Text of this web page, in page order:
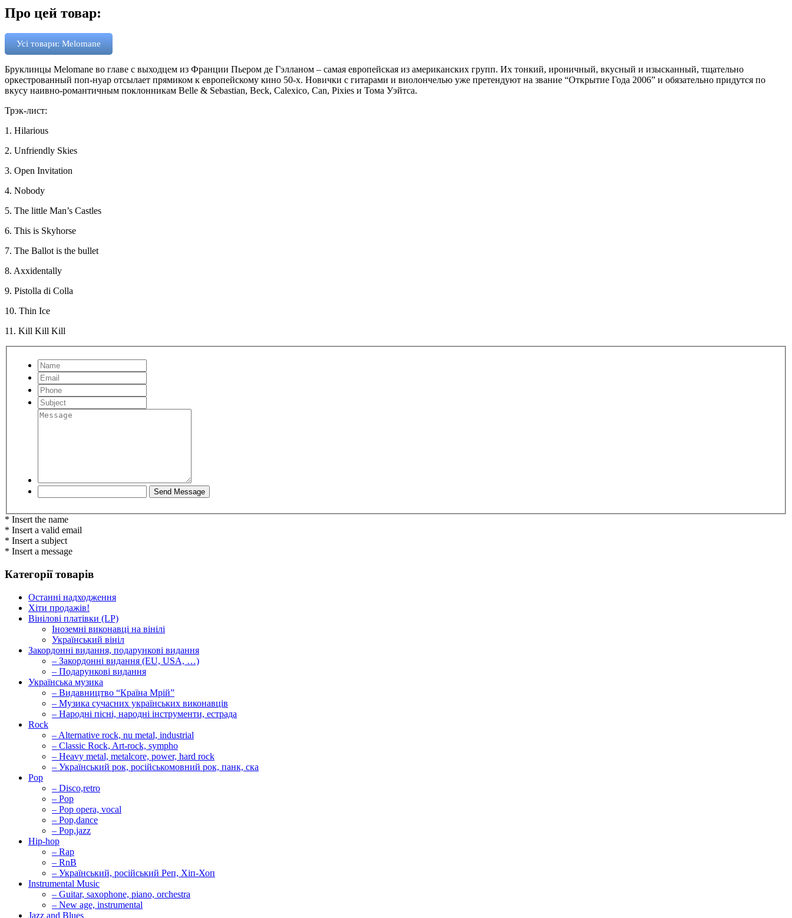
Про цей товар:
Усі товари: Melomane
Бруклинцы Melomane во главе с выходцем из Франции Пьером де Гэлланом – cамая европейская из американских групп. Их тонкий, ироничный, вкусный и изысканный, тщательно
оркестрованный поп-нуар отсылает прямиком к европейскому кино 50-х. Новички с гитарами и виолончелью уже претендуют на звание “Открытие Года 2006” и обязательно придутся по
вкусу наивно-романтичным поклонникам Belle & Sebastian, Beck, Calexico, Can, Piхies и Тома Уэйтса.
Трэк-лист:
1. Hilarious
2. Unfriendly Skies
3. Open Invitation
4. Nobody
5. The little Man’s Castles
6. This is Skyhorse
7. The Ballot is the bullet
8. Axxidentally
9. Pistolla di Colla
10. Thin Ice
11. Kill Kill Kill
* Insert the name
* Insert a valid email
* Insert a subject
* Insert a message
Категорії товарів
Останні надходження
Хіти продажів!
Вінілові платівки (LP)
Іноземні виконавці на вінілі
Український вініл
Закордонні видання, подарункові видання
– Закордонні видання (EU, USA, …)
– Подарункові видання
Українська музика
– Видавництво “Країна Мрій”
– Музика сучасних українських виконавців
– Народні пісні, народні інструменти, естрада
Rock
– Alternative rock, nu metal, industrial
– Classic Rock, Art-rock, sympho
– Heavy metal, metalcore, power, hard rock
– Український рок, російськомовний рок, панк, ска
Pop
– Disco,retro
– Pop
– Pop opera, vocal
– Pop,dance
– Pop,jazz
Hip-hop
– Rap
– RnB
– Український, російський Реп, Хіп-Хоп
Instrumental Music
– Guitar, saxophone, piano, orchestra
– New age, instrumental
Jazz and Blues